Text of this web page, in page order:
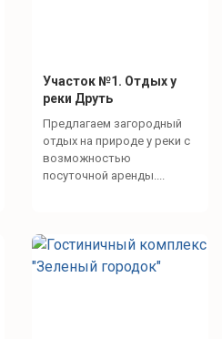
Участок №1. Отдых у
реки Друть
Предлагаем загородный
отдых на природе у реки с
возможностью
посуточной аренды....